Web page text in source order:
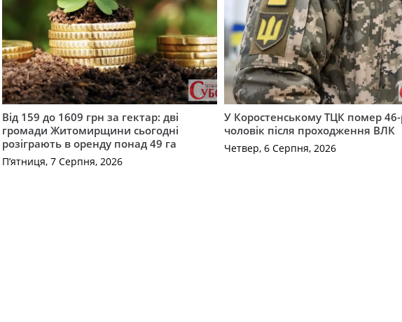
Від 159 до 1609 грн за гектар: дві
громади Житомирщини сьогодні
розіграють в оренду понад 49 га
П’ятниця, 7 Серпня, 2026
У Коростенському ТЦК помер 46-
чоловік після проходження ВЛК
Четвер, 6 Серпня, 2026